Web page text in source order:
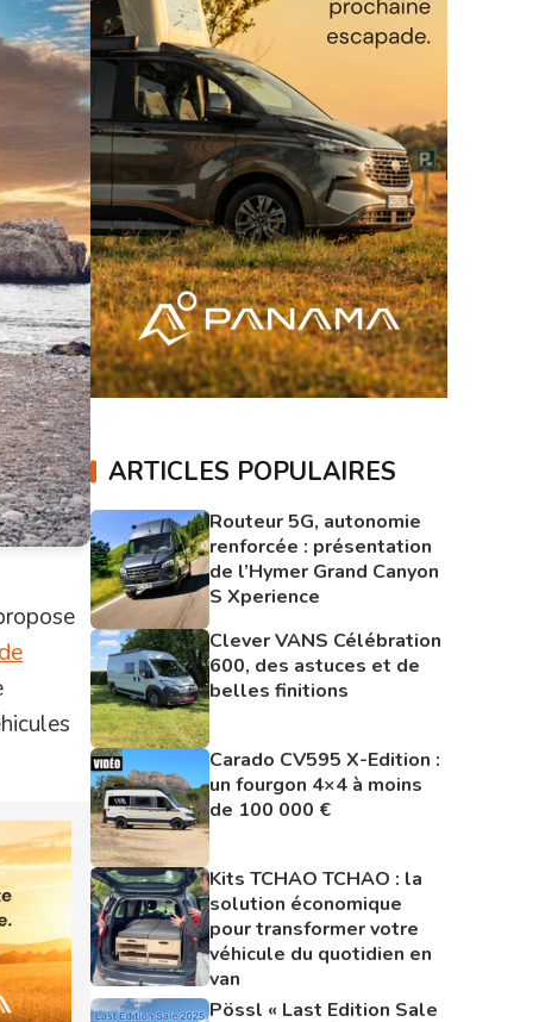
ARTICLES POPULAIRES
Routeur 5G, autonomie
renforcée : présentation
de l’Hymer Grand Canyon
S Xperience
Clever VANS Célébration
600, des astuces et de
belles finitions
Carado CV595 X-Edition :
un fourgon 4×4 à moins
de 100 000 €
Kits TCHAO TCHAO : la
solution économique
pour transformer votre
véhicule du quotidien en
van
Pössl « Last Edition Sale